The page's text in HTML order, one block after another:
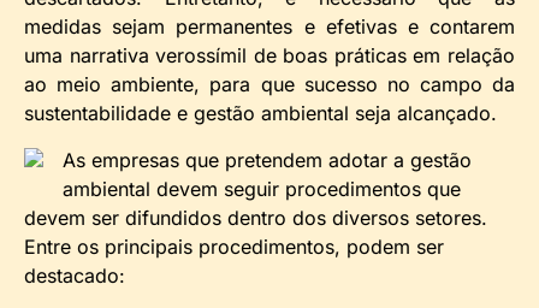
medidas sejam permanentes e efetivas e contarem
uma narrativa verossímil de boas práticas em relação
ao meio ambiente, para que sucesso no campo da
sustentabilidade e gestão ambiental seja alcançado.
As empresas que pretendem adotar a gestão
ambiental devem seguir procedimentos que
devem ser difundidos dentro dos diversos setores.
Entre os principais procedimentos, podem ser
destacado: